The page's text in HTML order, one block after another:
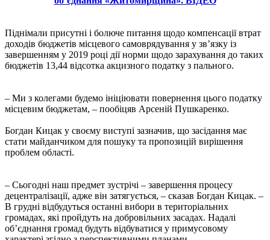
Піднімали присутні і болюче питання щодо компенсації втрат
доходів бюджетів місцевого самоврядування у зв’язку із
завершенням у 2019 році дії норми щодо зарахування до таких
бюджетів 13,44 відсотка акцизного податку з пального.
– Ми з колегами будемо ініціювати повернення цього податку
місцевим бюджетам, – пообіцяв Арсеній Пушкаренко.
Богдан Кицак у своєму виступі зазначив, що засідання має
стати майданчиком для пошуку та пропозицій вирішення
проблем області.
– Сьогодні наш предмет зустрічі – завершення процесу
децентралізації, адже він затягується, – сказав Богдан Кицак. –
В грудні відбудуться останні вибори в територіальних
громадах, які пройдуть на добровільних засадах. Надалі
об’єднання громад будуть відбуватися у примусовому